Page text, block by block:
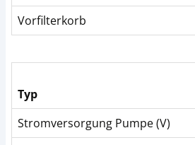
Vorfilterkorb
Typ
Stromversorgung Pumpe (V)